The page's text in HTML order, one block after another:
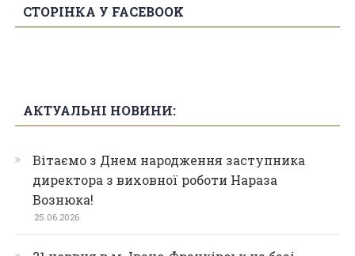
СТОРІНКА У FACEBOOK
АКТУАЛЬНІ НОВИНИ:
Вітаємо з Днем народження заступника
директора з виховної роботи Нараза
Вознюка!
25.06.2026